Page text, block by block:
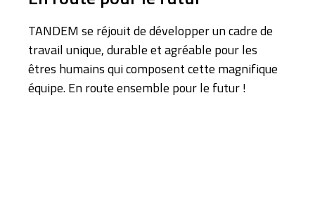
TANDEM se réjouit de développer un cadre de
travail unique, durable et agréable pour les
êtres humains qui composent cette magnifique
équipe. En route ensemble pour le futur !